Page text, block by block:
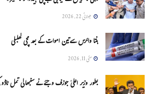
جولائی 22, 2026
ہنتا وائرس سےتین اموات کے بعد مچی کھلبلی
مئی 11, 2026
بطور وزیر اعلیٰ جوزف وجئے نے سنبھالی تمل